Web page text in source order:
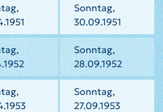
Sonntag,
30.09.1951
Sonntag,
28.09.1952
Sonntag,
27.09.1953